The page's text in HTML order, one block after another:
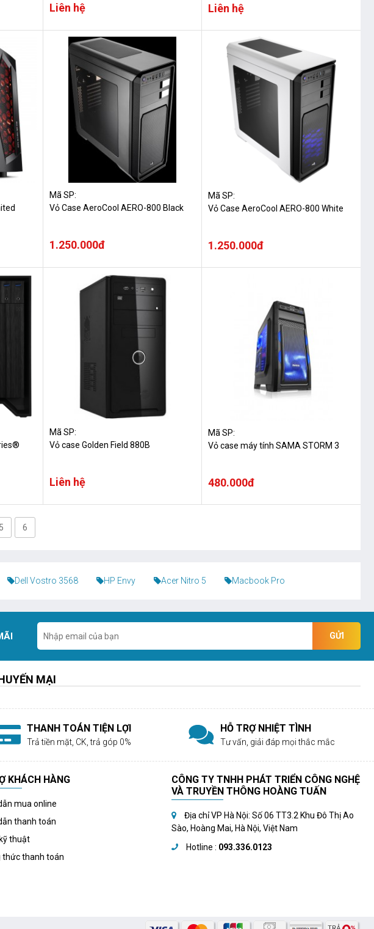
Liên hệ Liên hệ
Mã SP:
Vỏ Case AeroCool AERO-800 Black
1.250.000đ
Mã SP:
Vỏ Case AeroCool AERO-800 White
1.250.000đ
Mã SP:
Vỏ case Golden Field 880B
Liên hệ
Mã SP:
Vỏ case máy tính SAMA STORM 3
480.000đ
5 6
Dell Vostro 3568 HP Envy Acer Nitro 5 Macbook Pro
GỬI
MẠI
THANH TOÁN TIỆN LỢI
Trả tiền mặt, CK, trả góp 0%
HỖ TRỢ NHIỆT TÌNH
Tư vấn, giải đáp mọi thắc mắc
KHÁCH HÀNG
mua online
thanh toán
thuật
thức thanh toán
CÔNG TY TNHH PHÁT TRIỂN CÔNG NGHỆ
VÀ TRUYỀN THÔNG HOÀNG TUẤN
Địa chỉ VP Hà Nội: Số 06 TT3.2 Khu Đô Thị Ao
Sào, Hoàng Mai, Hà Nội, Việt Nam
Hotline : 093.336.0123